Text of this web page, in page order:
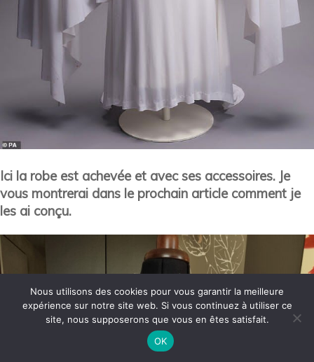
Ici la robe est achevée et avec ses accessoires. Je
vous montrerai dans le prochain article comment je
les ai conçu.
Nous utilisons des cookies pour vous garantir la meilleure
expérience sur notre site web. Si vous continuez à utiliser ce
site, nous supposerons que vous en êtes satisfait.
OK